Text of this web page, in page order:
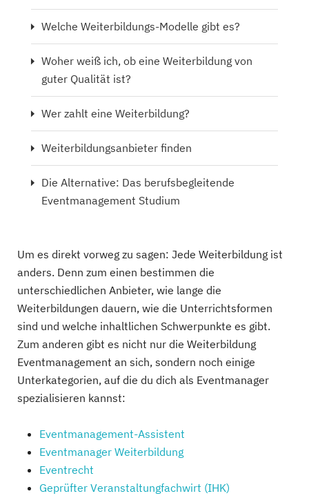
Welche Weiterbildungs-Modelle gibt es?
Woher weiß ich, ob eine Weiterbildung von
guter Qualität ist?
Wer zahlt eine Weiterbildung?
Weiterbildungsanbieter finden
Die Alternative: Das berufsbegleitende
Eventmanagement Studium
Um es direkt vorweg zu sagen: Jede Weiterbildung ist
anders. Denn zum einen bestimmen die
unterschiedlichen Anbieter, wie lange die
Weiterbildungen dauern, wie die Unterrichtsformen
sind und welche inhaltlichen Schwerpunkte es gibt.
Zum anderen gibt es nicht nur die Weiterbildung
Eventmanagement an sich, sondern noch einige
Unterkategorien, auf die du dich als Eventmanager
spezialisieren kannst:
Eventmanagement-Assistent
Eventmanager Weiterbildung
Eventrecht
Geprüfter Veranstaltungfachwirt (IHK)